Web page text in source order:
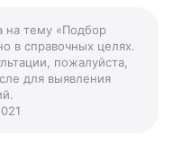
на тему «Подбор
в справочных целях.
пожалуйста,
для выявления